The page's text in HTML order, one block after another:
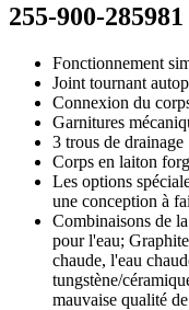
255-900-285981
Fonctionnement
Joint tournant
Connexion du
Garnitures
3 trous de drainage
Corps en laiton
Les options
une conception à
Combinaisons de
pour l'eau;
chaude, l'eau
tungstène/
mauvaise qualité